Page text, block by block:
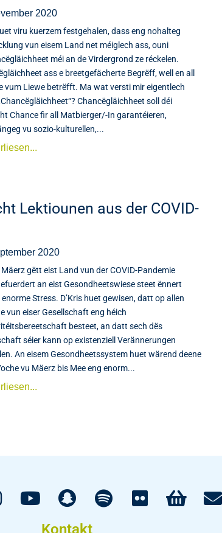
2020
viru kuerzem festgehalen, dass eng nohalteg
vun eisem Land net méiglech ass, ouni
méi an de Virdergrond ze réckelen.
ass e breetgefächerte Begrëff, well en all
vum Liewe betrëfft. Ma wat versti mir eigentlech
Chancëgläichheet soll déi
Chance fir all Matbierger/-In garantéieren,
vu sozio-kulturellen,...
Lektiounen aus der COVID-
2020
gëtt eist Land vun der COVID-Pandemie
an eist Gesondheetswiese steet ënnert
Stress. D’Kris huet gewisen, datt op allen
vun eiser Gesellschaft eng héich
besteet, an datt sech dës
séier kann op existenziell Verännerungen
An eisem Gesondheetssystem huet wärend deene
vu Mäerz bis Mee eng enorm...
Kontakt